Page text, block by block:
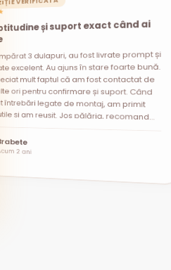
și suport exact când ai
3 dulapuri, au fost livrate prompt și
excelent. Au ajuns în stare foarte bună.
mult faptul că am fost contactat de
ori pentru confirmare și suport. Când
întrebări legate de montaj, am primit
și am reușit. Jos pălăria, recomand
2 ani